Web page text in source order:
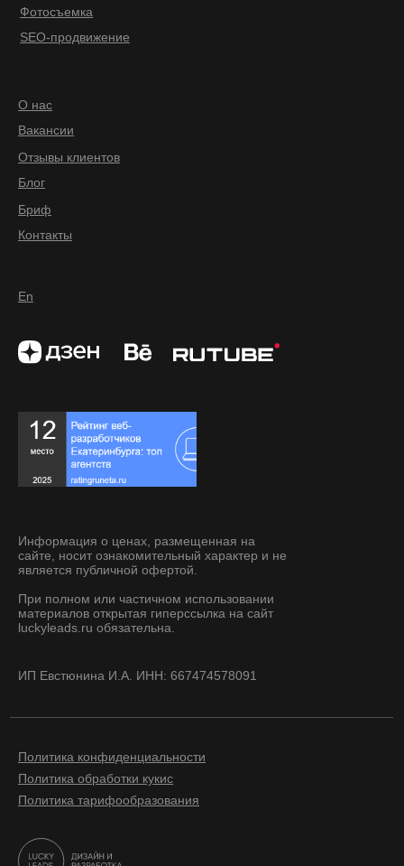
Фотосъемка
SEO-продвижение
О нас
Вакансии
Бриф
Отзывы клиентов
Блог
Контакты
Политика конфиденциальности
Политика обработки кукис
Информация о ценах, размещенная на
сайте, носит ознакомительный характер и не
является публичной офертой.
При полном или частичном использовании
материалов открытая гиперссылка на сайт
luckyleads.ru обязательна.
Политика тарифообразования
En
ИП Евстюнина И.А. ИНН: 667474578091